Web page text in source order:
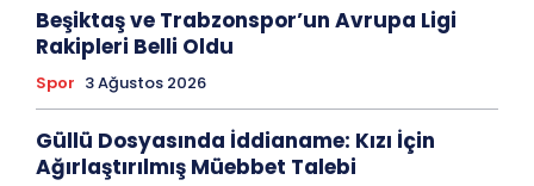
Beşiktaş ve Trabzonspor’un Avrupa Ligi
Rakipleri Belli Oldu
Spor 3 Ağustos 2026
Güllü Dosyasında İddianame: Kızı İçin
Ağırlaştırılmış Müebbet Talebi